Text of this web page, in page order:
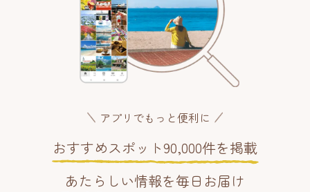
アプリでもっと便利に
おすすめスポット90,000件を掲載
あたらしい情報を毎日お届け